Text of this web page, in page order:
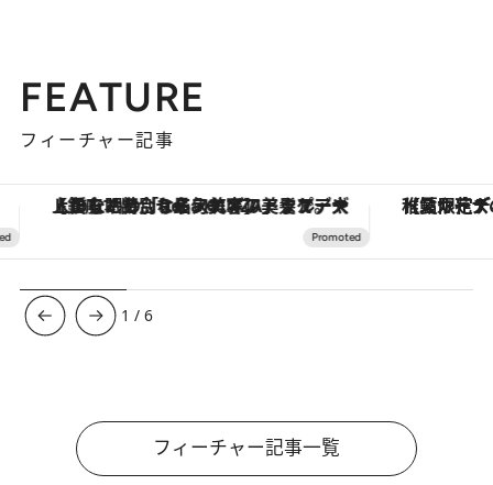
FEATURE
フィーチャー記事
【夏限定ディナーコース】旬を迎える稚鮎や花ズッキーニなどをイタリア・トスカーナの郷土料理の手法で満喫！ ヴァシュロン・コンスタン
2 /6
フィーチャー記事一覧